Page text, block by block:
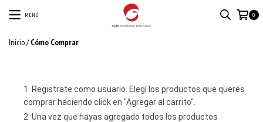
MENÚ 0
Inicio/ Cómo Comprar
Registrate como usuario. Elegí los productos que querés
comprar haciendo click en "Agregar al carrito".
Una vez que hayas agregado todos los productos